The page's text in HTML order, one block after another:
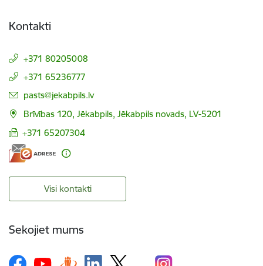
Kontakti
+371 80205008
+371 65236777
E-pasts:
pasts@jekabpils.lv
Brīvības 120, Jēkabpils, Jēkabpils novads, LV-5201
+371 65207304
Visi kontakti
Sekojiet mums